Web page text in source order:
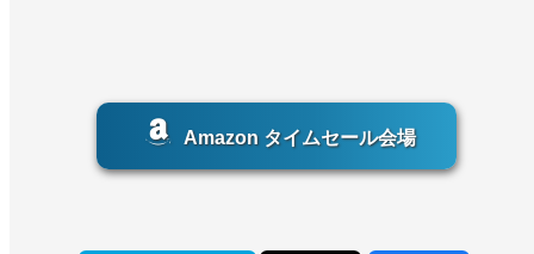
Amazon タイムセール会場